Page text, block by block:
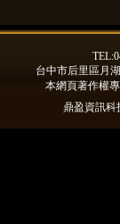
台中市后里區月
本網頁著作權
鼎盈資訊科